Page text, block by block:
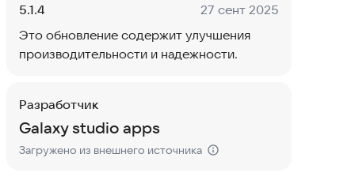
Версия:
5.1.4 Дата:
27 сент 2025
Это обновление содержит улучшения
производительности и надежности.
Разработчик
Galaxy studio apps
Загружено из внешнего источника